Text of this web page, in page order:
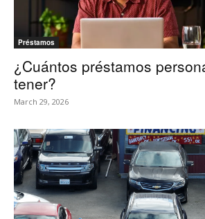
Préstamos
¿Cuántos préstamos
tener?
March 29, 2026